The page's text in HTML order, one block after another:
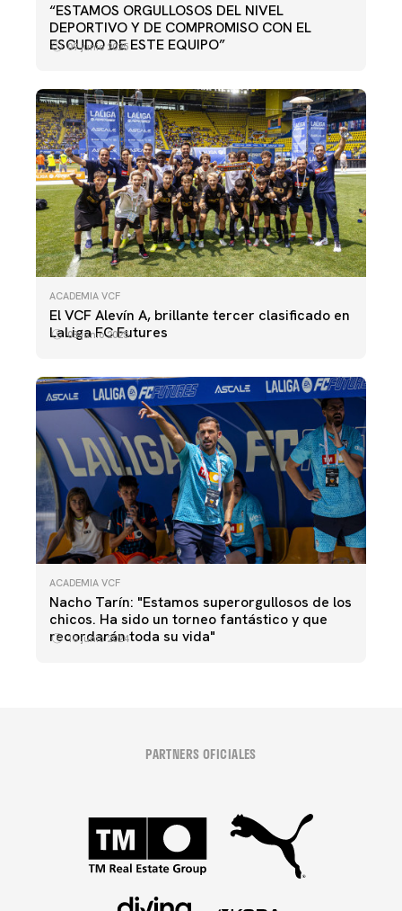
“ESTAMOS ORGULLOSOS DEL NIVEL
DEPORTIVO Y DE COMPROMISO CON EL
ESCUDO DE ESTE EQUIPO”
09 junio 2025
ACADEMIA VCF
El VCF Alevín A, brillante tercer clasificado en
LaLiga FC Futures
08 junio 2025
ACADEMIA VCF
Nacho Tarín: "Estamos superorgullosos de los
chicos. Ha sido un torneo fantástico y que
recordarán toda su vida"
10 junio 2024
PARTNERS OFICIALES